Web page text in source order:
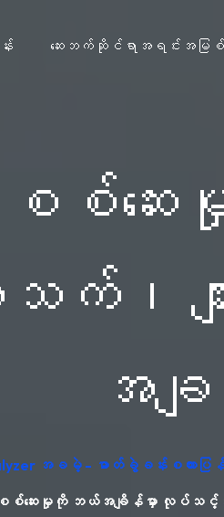
း ဆေးဘက်ဆိုင်ရာအရင်းအမြစ်မျ
စ်ဆေ
၊ က
အချ
အခမဲ့ - ဓာတ်ခွဲခန်းစကာ
စ်ဆေးမှုကို ဘယ်အချိန်မှာ လုပ်သင့်